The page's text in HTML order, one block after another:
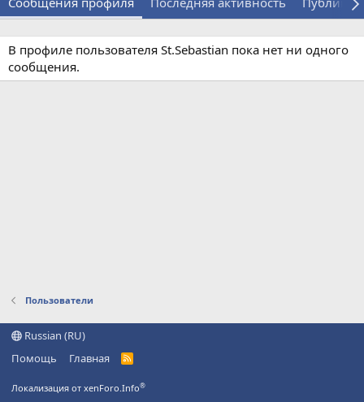
В профиле пользователя St.Sebastian пока нет ни одного
сообщения.
Пользователи
Russian (RU)
Помощь
Главная
R
Локализация от xenForo.Info®